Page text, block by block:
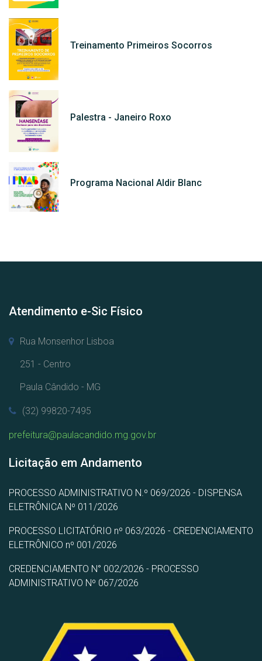
Treinamento Primeiros Socorros
Palestra - Janeiro Roxo
Programa Nacional Aldir Blanc
Atendimento e-Sic Físico
Rua Monsenhor Lisboa
251 - Centro
Paula Cândido - MG
(32) 99820-7495
prefeitura@paulacandido.mg.gov.br
Licitação em Andamento
PROCESSO ADMINISTRATIVO N.º 069/2026 - DISPENSA
ELETRÔNICA Nº 011/2026
PROCESSO LICITATÓRIO nº 063/2026 - CREDENCIAMENTO
ELETRÔNICO nº 001/2026
CREDENCIAMENTO N° 002/2026 - PROCESSO
ADMINISTRATIVO Nº 067/2026